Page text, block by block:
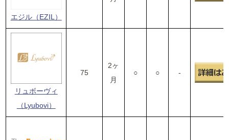
エジル（EZIL）
リュボーヴィ
（Lyubovi）
75
2ヶ
月
○ ○ -